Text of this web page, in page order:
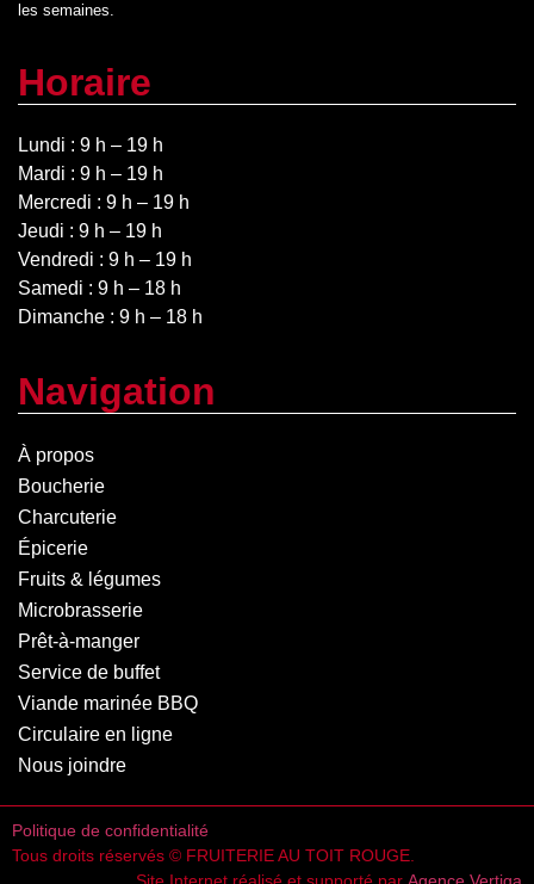
les semaines.
Horaire
Lundi : 9 h – 19 h
Mardi : 9 h – 19 h
Mercredi : 9 h – 19 h
Jeudi : 9 h – 19 h
Vendredi : 9 h – 19 h
Samedi : 9 h – 18 h
Dimanche : 9 h – 18 h
Navigation
À propos
Boucherie
Charcuterie
Épicerie
Fruits & légumes
Microbrasserie
Prêt-à-manger
Service de buffet
Viande marinée BBQ
Circulaire en ligne
Nous joindre
Politique de confidentialité
Tous droits réservés © FRUITERIE AU TOIT ROUGE.